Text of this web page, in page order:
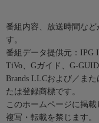
番組内容、放送時間な
す。
番組データ提供元：IPG
TiVo、Gガイド、G-
Brands LLCおよび／ま
たは登録商標です。
このホームページに掲
複写・転載を禁じます。